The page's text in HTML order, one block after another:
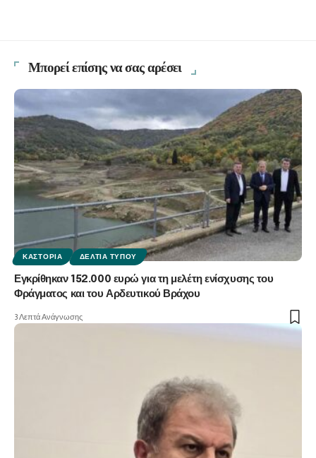
Μπορεί επίσης να σας αρέσει
ΚΑΣΤΟΡΙΆ ΔΕΛΤΊΑ ΤΎΠΟΥ
Εγκρίθηκαν 152.000 ευρώ για τη μελέτη ενίσχυσης του
Φράγματος και του Αρδευτικού Βράχου
3 Λεπτά Ανάγνωσης